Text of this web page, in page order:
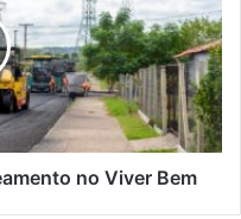
no Viver Bem